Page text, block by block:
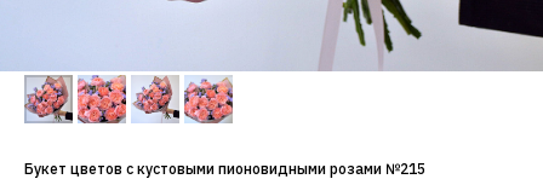
Букет цветов с кустовыми пионовидными розами №215